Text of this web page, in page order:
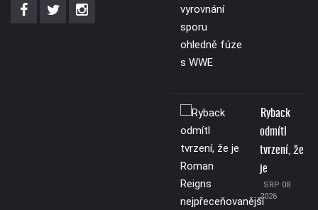
Ryback
odmítl
tvrzení, že
je
SRP 08
2026